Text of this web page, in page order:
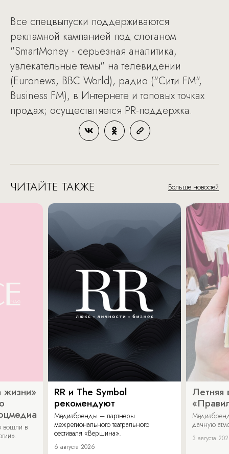
Все спецвыпуски поддерживаются
рекламной кампанией под слоганом
"SmartMoney - серьезная аналитика,
увлекательные темы" на телевидении
(Euronews, BBC World), радио ("Сити FM",
Business FM), в Интернете и топовых точках
продаж; осуществляется PR-поддержка.
ЧИТАЙТЕ ТАКЖЕ Больше новостей
жизни»
вошли в
RR и The Symbol
рекомендуют
Медиабренды – партнеры
межрегионального театрального
фестиваля «Вершина».
6 августа 2026
Летняя
дачную
3 августа